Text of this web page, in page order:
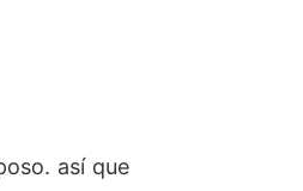
así que